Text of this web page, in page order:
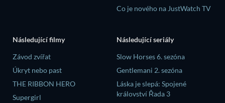
Co je nového na JustWatch TV
Následující filmy
Závod zvířat
Úkryt nebo past
THE RIBBON HERO
Supergirl
Následující seriály
Slow Horses 6. sezóna
Gentlemani 2. sezóna
Láska je slepá: Spojené
království Řada 3